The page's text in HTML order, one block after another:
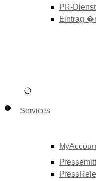
PR-
Eintrag
Services